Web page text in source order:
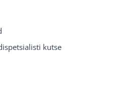
kutse